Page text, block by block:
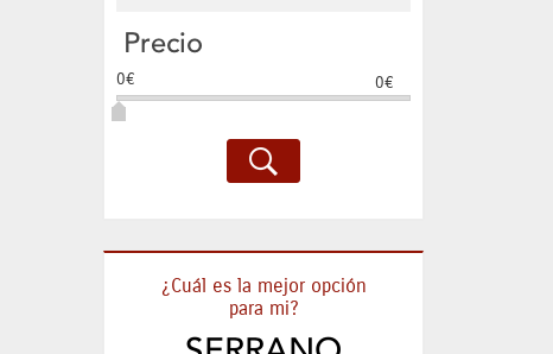
Precio
0€ 0€
¿Cuál es la mejor opción
para mi?